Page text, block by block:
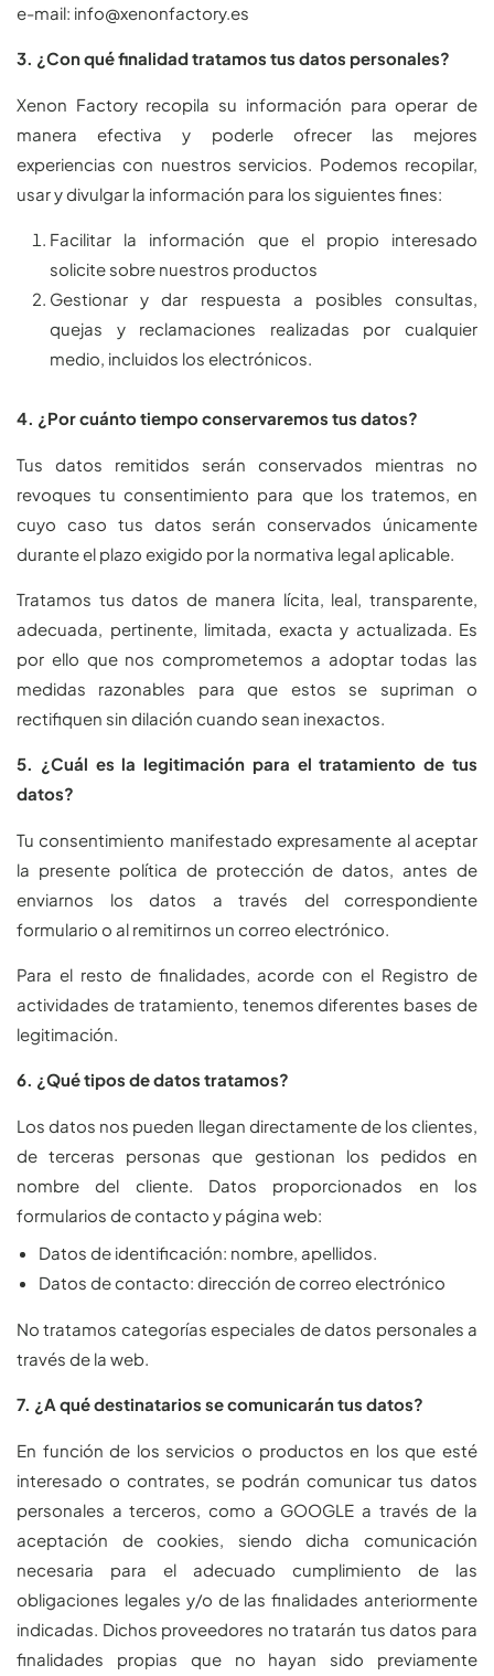
e-mail: se.yrotcafnonex@ofni
3. ¿Con qué finalidad tratamos tus datos personales?
Xenon Factory recopila su información para operar de
manera efectiva y poderle ofrecer las mejores
experiencias con nuestros servicios. Podemos recopilar,
usar y divulgar la información para los siguientes fines:
Facilitar la información que el propio interesado
solicite sobre nuestros productos
Gestionar y dar respuesta a posibles consultas,
quejas y reclamaciones realizadas por cualquier
medio, incluidos los electrónicos.
4. ¿Por cuánto tiempo conservaremos tus datos?
Tus datos remitidos serán conservados mientras no
revoques tu consentimiento para que los tratemos, en
cuyo caso tus datos serán conservados únicamente
durante el plazo exigido por la normativa legal aplicable.
Tratamos tus datos de manera lícita, leal, transparente,
adecuada, pertinente, limitada, exacta y actualizada. Es
por ello que nos comprometemos a adoptar todas las
medidas razonables para que estos se supriman o
rectifiquen sin dilación cuando sean inexactos.
5. ¿Cuál es la legitimación para el tratamiento de tus
datos?
Tu consentimiento manifestado expresamente al aceptar
la presente política de protección de datos, antes de
enviarnos los datos a través del correspondiente
formulario o al remitirnos un correo electrónico.
Para el resto de finalidades, acorde con el Registro de
actividades de tratamiento, tenemos diferentes bases de
legitimación.
6. ¿Qué tipos de datos tratamos?
Los datos nos pueden llegan directamente de los clientes,
de terceras personas que gestionan los pedidos en
nombre del cliente. Datos proporcionados en los
formularios de contacto y página web:
Datos de identificación: nombre, apellidos.
Datos de contacto: dirección de correo electrónico
No tratamos categorías especiales de datos personales a
través de la web.
7. ¿A qué destinatarios se comunicarán tus datos?
En función de los servicios o productos en los que esté
interesado o contrates, se podrán comunicar tus datos
personales a terceros, como a GOOGLE a través de la
aceptación de cookies, siendo dicha comunicación
necesaria para el adecuado cumplimiento de las
obligaciones legales y/o de las finalidades anteriormente
indicadas. Dichos proveedores no tratarán tus datos para
finalidades propias que no hayan sido previamente